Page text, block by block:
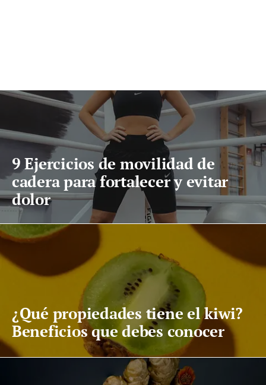
9 Ejercicios de movilidad de
cadera para fortalecer y evitar
dolor
¿Qué propiedades tiene el kiwi?
Beneficios que debes conocer